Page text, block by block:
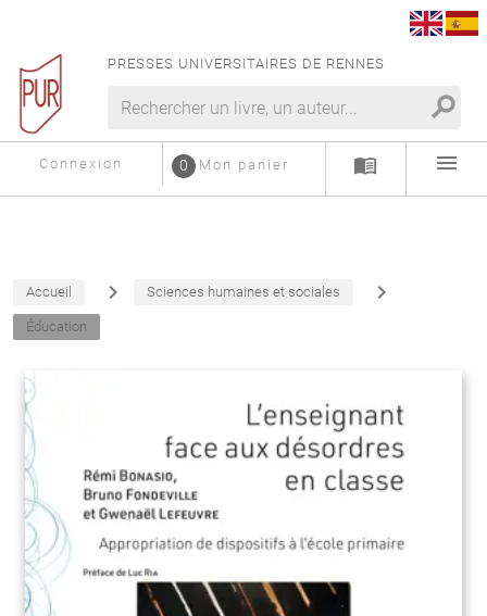
PRESSES UNIVERSITAIRES DE RENNES
search
Connexion Mon panier
0 menu_book menu
Accueil navigate_next Sciences humaines et sociales navigate_next
Éducation